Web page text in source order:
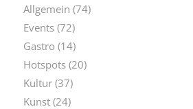
Allgemein (74)
Events(72)
Gastro (14)
Hotspots(20)
Kultur(37)
Kunst(24)